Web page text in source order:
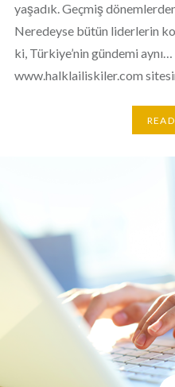
yaşadık. Geçmiş
Neredeyse bütün liderlerin
ki, Türkiye’nin gündemi aynı…
www.halklailiskiler.com